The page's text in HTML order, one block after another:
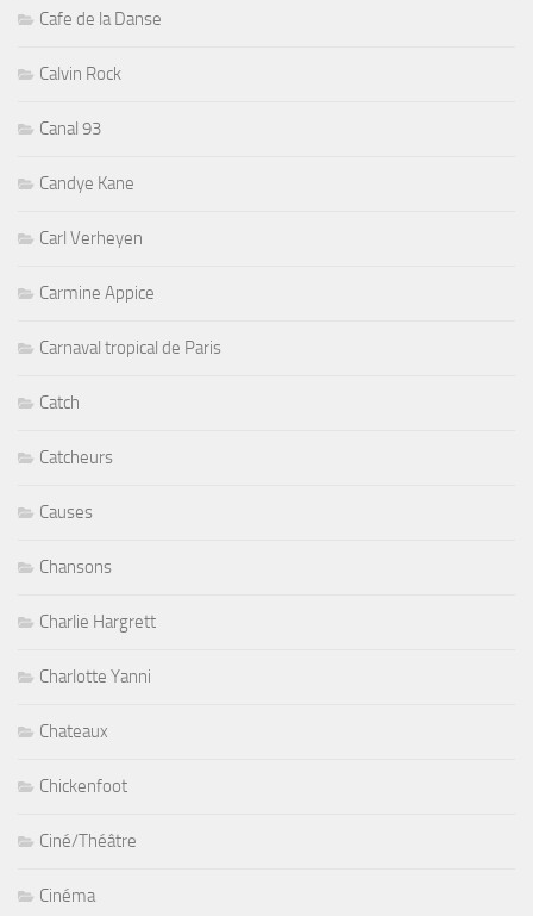
Cafe de la Danse
Calvin Rock
Canal 93
Candye Kane
Carl Verheyen
Carmine Appice
Carnaval tropical de Paris
Catch
Catcheurs
Causes
Chansons
Charlie Hargrett
Charlotte Yanni
Chateaux
Chickenfoot
Ciné/Théâtre
Cinéma